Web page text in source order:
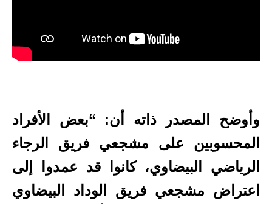
وأوضح المصدر ذاته أن: “بعض الأفراد
المحسوبين على مشجعي فريق الرجاء
الرياضي البيضاوي، كانوا قد عمدوا إلى
اعتراض مشجعي فريق الوداد البيضاوي